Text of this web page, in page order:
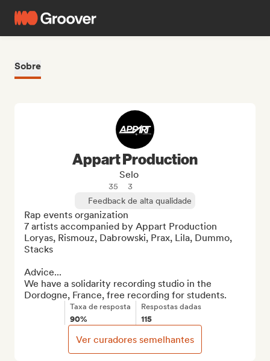
Sobre
Appart Production
Selo
35
3
Feedback de alta qualidade
Rap events organization
7 artists accompanied by Appart Production
Loryas, Rismouz, Dabrowski, Prax, Lila, Dummo,
Stacks
Advice...
We have a solidarity recording studio in the
Dordogne, France, free recording for students.
Taxa de resposta
90%
Respostas dadas
115
Ver curadores semelhantes